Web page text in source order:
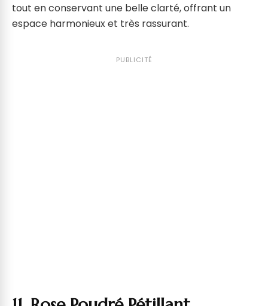
tout en conservant une belle clarté, offrant un
espace harmonieux et très rassurant.
PUBLICITÉ